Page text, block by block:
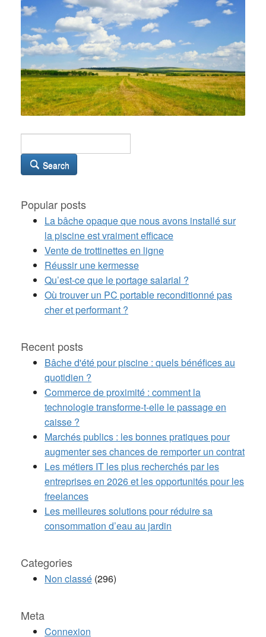
Search
Popular posts
La bâche opaque que nous avons installé sur
la piscine est vraiment efficace
Vente de trottinettes en ligne
Réussir une kermesse
Qu’est-ce que le portage salarial ?
Où trouver un PC portable reconditionné pas
cher et performant ?
Recent posts
Bâche d'été pour piscine : quels bénéfices au
quotidien ?
Commerce de proximité : comment la
technologie transforme-t-elle le passage en
caisse ?
Marchés publics : les bonnes pratiques pour
augmenter ses chances de remporter un contrat
Les métiers IT les plus recherchés par les
entreprises en 2026 et les opportunités pour les
freelances
Les meilleures solutions pour réduire sa
consommation d’eau au jardin
Categories
Non classé (296)
Meta
Connexion